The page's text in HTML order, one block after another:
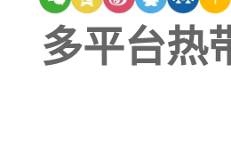
多平台热